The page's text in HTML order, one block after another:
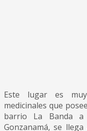
Este lugar es
medicinales que
barrio La Banda
Gonzanamá, se